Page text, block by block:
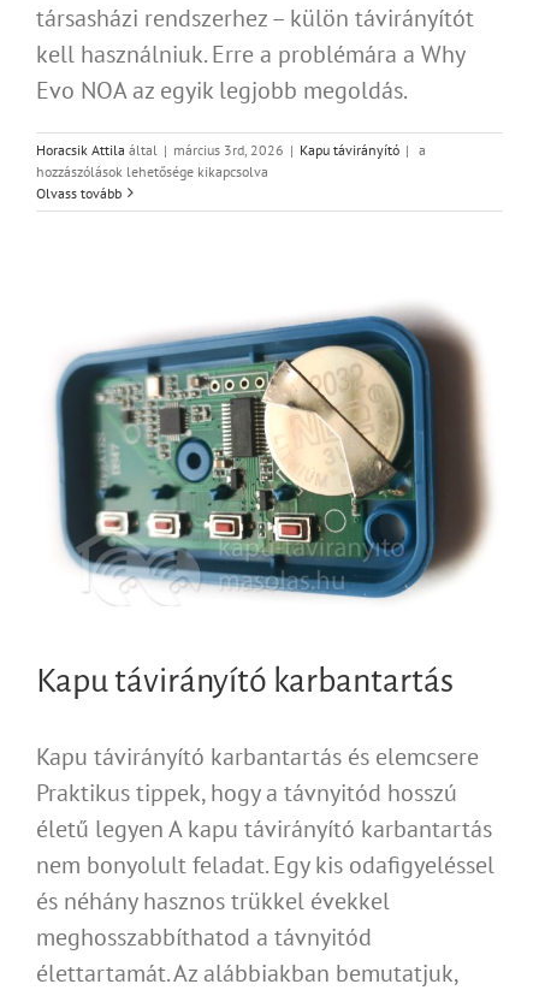
társasházi rendszerhez – külön távirányítót
kell használniuk. Erre a problémára a Why
Evo NOA az egyik legjobb megoldás.
Horacsik Attila által | március 3rd, 2026 | Kapu távirányító | Why
bejegyzéshez
a
hozzászólások lehetősége kikapcsolva
Olvass tovább
Kapu távirányító karbantartás
Kapu távirányító karbantartás és elemcsere
Praktikus tippek, hogy a távnyitód hosszú
életű legyen A kapu távirányító karbantartás
nem bonyolult feladat. Egy kis odafigyeléssel
és néhány hasznos trükkel évekkel
meghosszabbíthatod a távnyitód
élettartamát. Az alábbiakban bemutatjuk,